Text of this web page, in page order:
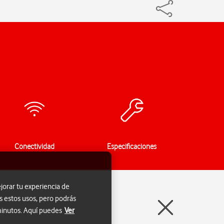
Conectividad Especificaciones
tu experiencia de
estos usos, pero podrás
Aquí puedes Ver